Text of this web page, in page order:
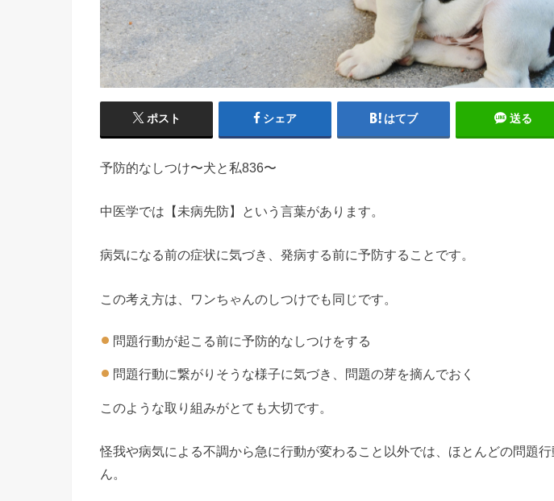
ポスト シェア はてブ 送る
予防的なしつけ〜犬と私836〜
中医学では【未病先防】という言葉があります。
病気になる前の症状に気づき、発病する前に予防することです。
この考え方は、ワンちゃんのしつけでも同じです。
問題行動が起こる前に予防的なしつけをする
問題行動に繋がりそうな様子に気づき、問題の芽を摘んでおく
このような取り組みがとても大切です。
怪我や病気による不調から急に行動が変わること以外では、ほとんどの問題
ん。